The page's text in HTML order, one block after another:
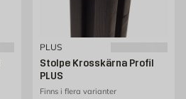
PLUS
Stolpe Krosskärna Profil
PLUS
Finns i flera varianter